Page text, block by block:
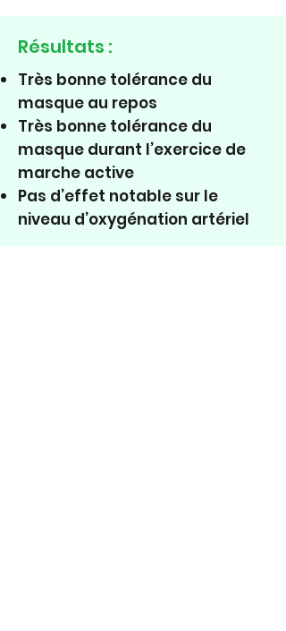
Résultats :
Très bonne tolérance du
masque au repos
Très bonne tolérance du
masque durant l’exercice de
marche active
Pas d’effet notable sur le
niveau d’oxygénation artériel